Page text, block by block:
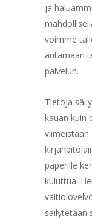
ja
voimme
antamaan
palvelun.
Tietoja
kauan kuin
viimeistään
paperille
kuluttua.
säilytetään